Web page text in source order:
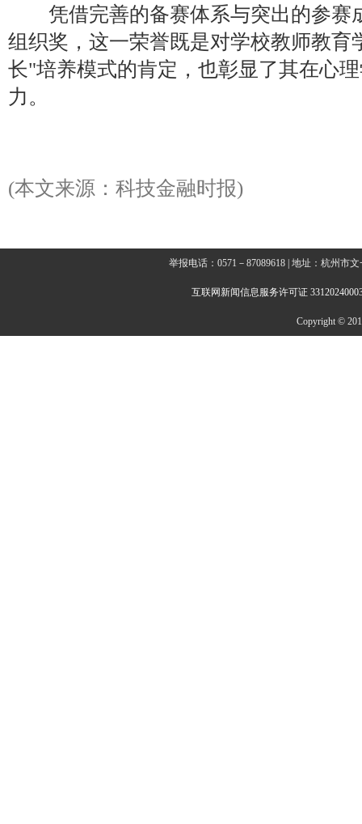
凭借完善的备赛体系与突出的参赛
组织奖，这一荣誉既是对学校教师教育
长"培养模式的肯定，也彰显了其在心
力。
(本文来源：科技金融时报)
举报电话：0571－87089618 | 地址：杭州市
互联网新闻信息服务许可证
Copyright ©